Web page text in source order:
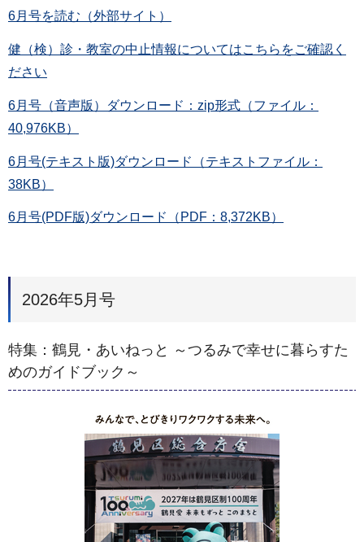
6月号を読む（外部サイト）
健（検）診・教室の中止情報についてはこちらをご確認く
ださい
6月号（音声版）ダウンロード：zip形式（ファイル：
40,976KB）
6月号(テキスト版)ダウンロード（テキストファイル：
38KB）
6月号(PDF版)ダウンロード（PDF：8,372KB）
2026年5月号
特集：鶴見・あいねっと ～つるみで幸せに暮らすた
めのガイドブック～